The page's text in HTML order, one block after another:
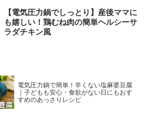
【電気圧力鍋でしっとり】産後ママに
も嬉しい！鶏むね肉の簡単ヘルシーサ
ラダチキン風
電気圧力鍋で簡単！辛くない塩麻婆豆腐
｜子どもも安心・食欲がない日にもおす
すめのあっさりレシピ